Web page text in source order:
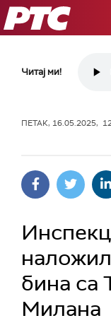
РТС
Читај ми!
ПЕТАК, 16.05.2025,
бина са
Милана